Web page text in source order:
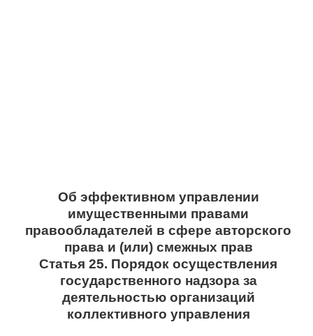
Об эффективном управлении
имущественными правами
правообладателей в сфере авторского
права и (или) смежных прав
Статья 25. Порядок осуществления
государственного надзора за
деятельностью организаций
коллективного управления